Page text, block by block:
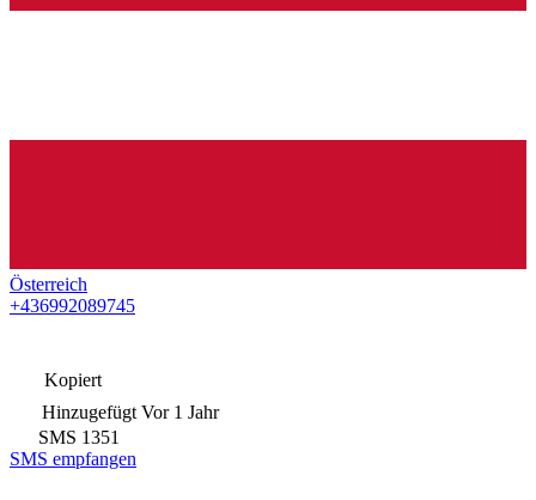
Österreich
+436992089745
Kopiert
Hinzugefügt Vor 1 Jahr
SMS 1351
SMS empfangen